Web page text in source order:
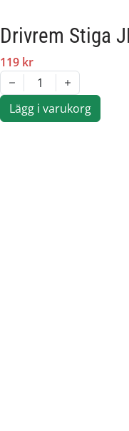
Drivrem Stiga
119 kr
1
Lägg i varukorg